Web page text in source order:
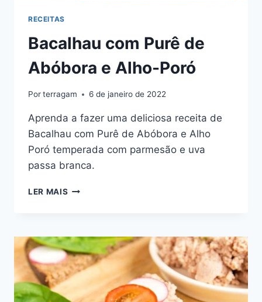
RECEITAS
Bacalhau com Purê de
Abóbora e Alho-Poró
Porterragam 6 de janeiro de 2022
Aprenda a fazer uma deliciosa receita de
Bacalhau com Purê de Abóbora e Alho
Poró temperada com parmesão e uva
passa branca.
LER MAIS BACALHAU
ABÓBORA
E
ALHO-
PORÓ